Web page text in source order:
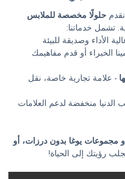
حلولًا مخصصة للملابس
تشمل خدماتنا:
الأداء وصديقة للبيئة
الخبراء أو قدم مفاهيمك
- علامة تجارية خاصة، نقل
الدنيا منخفضة لدعم العلامات
يوغا بدون درزات، أو
رؤيتك إلى الحياة!